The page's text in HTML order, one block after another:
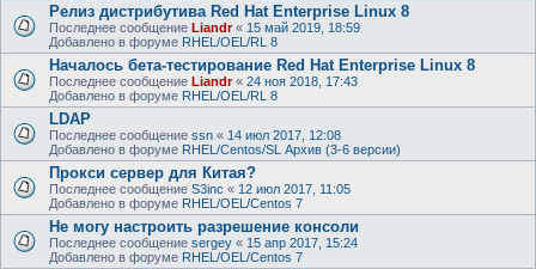
Релиз дистрибутива Red Hat Enterprise Linux 8
Последнее сообщение Liandr« 15 май 2019, 18:59
Добавлено в форуме RHEL/OEL/RL 8
Началось бета-тестирование Red Hat Enterprise Linux 8
Последнее сообщение Liandr« 24 ноя 2018, 17:43
Добавлено в форуме RHEL/OEL/RL 8
LDAP
Последнее сообщение ssn « 14 июл 2017, 12:08
Добавлено в форуме RHEL/Centos/SL Архив (3-6 версии)
Прокси сервер для Китая?
Последнее сообщение S3inc « 12 июл 2017, 11:05
Добавлено в форуме RHEL/OEL/Centos 7
Не могу настроить разрешение консоли
Последнее сообщение sergey « 15 апр 2017, 15:24
Добавлено в форуме RHEL/OEL/Centos 7